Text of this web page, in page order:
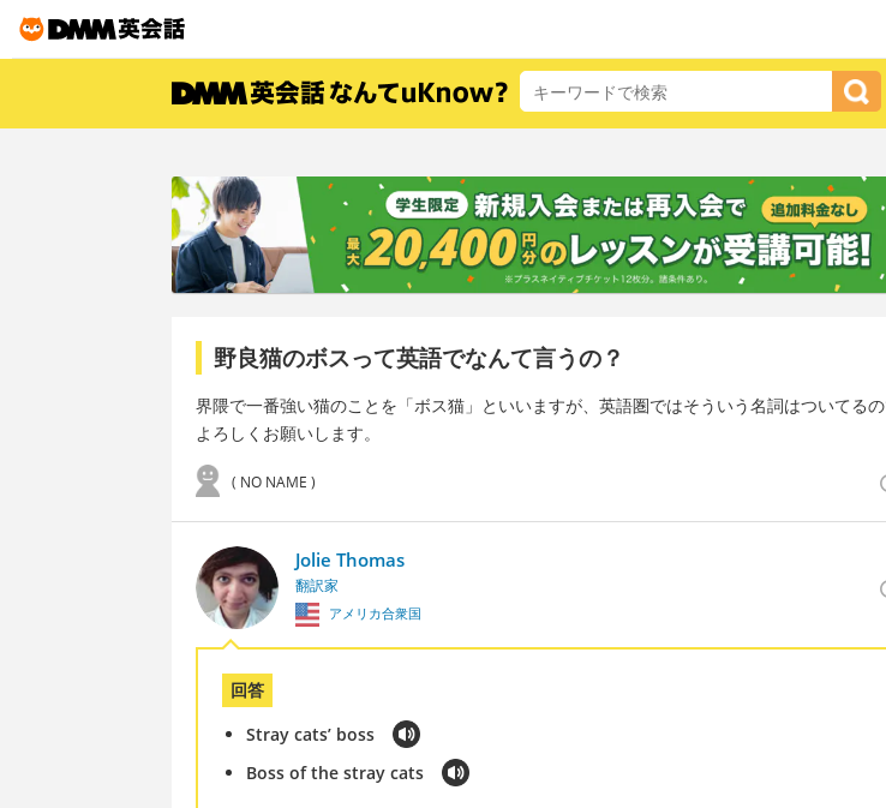
野良猫のボスって英語でなんて言うの？
界隈で一番強い猫のことを「ボス猫」といいますが、英語圏ではそういう名詞はついてる
よろしくお願いします。
( NO NAME )
Jolie Thomas
翻訳家
アメリカ合衆国
回答
Stray cats’ boss
Boss of the stray cats